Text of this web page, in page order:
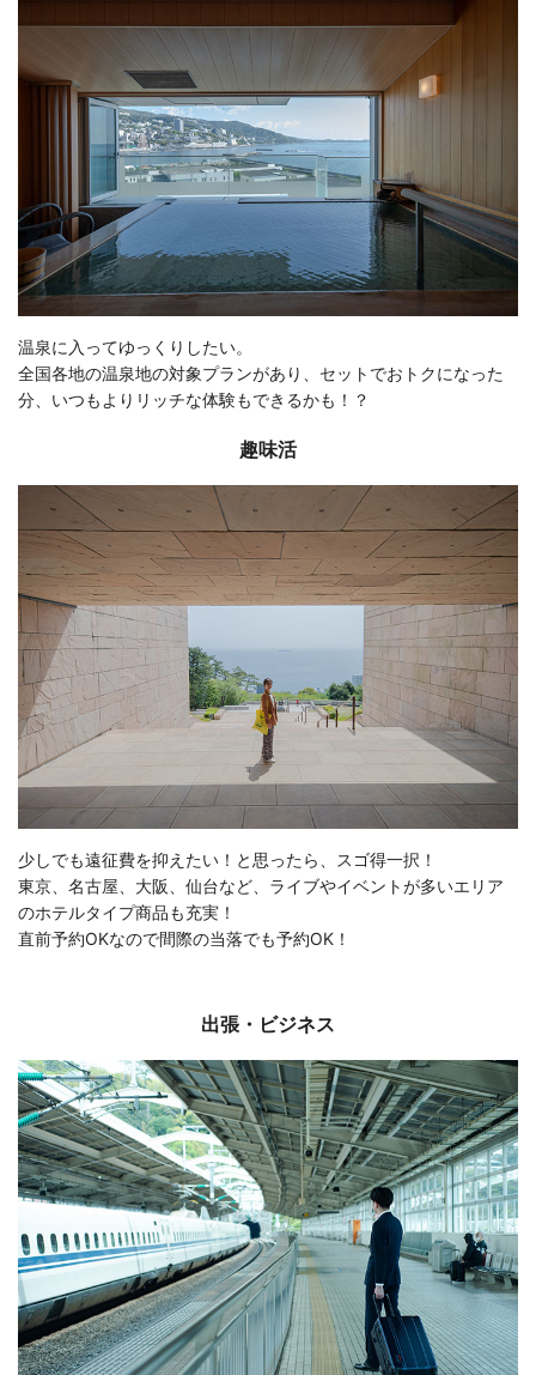
温泉に入ってゆっくりしたい。
全国各地の温泉地の対象プランがあり、セットでおトクになった
分、いつもよりリッチな体験もできるかも！？
趣味活
少しでも遠征費を抑えたい！と思ったら、スゴ得一択！
東京、名古屋、大阪、仙台など、ライブやイベントが多いエリア
のホテルタイプ商品も充実！
直前予約OKなので間際の当落でも予約OK！
出張・ビジネス